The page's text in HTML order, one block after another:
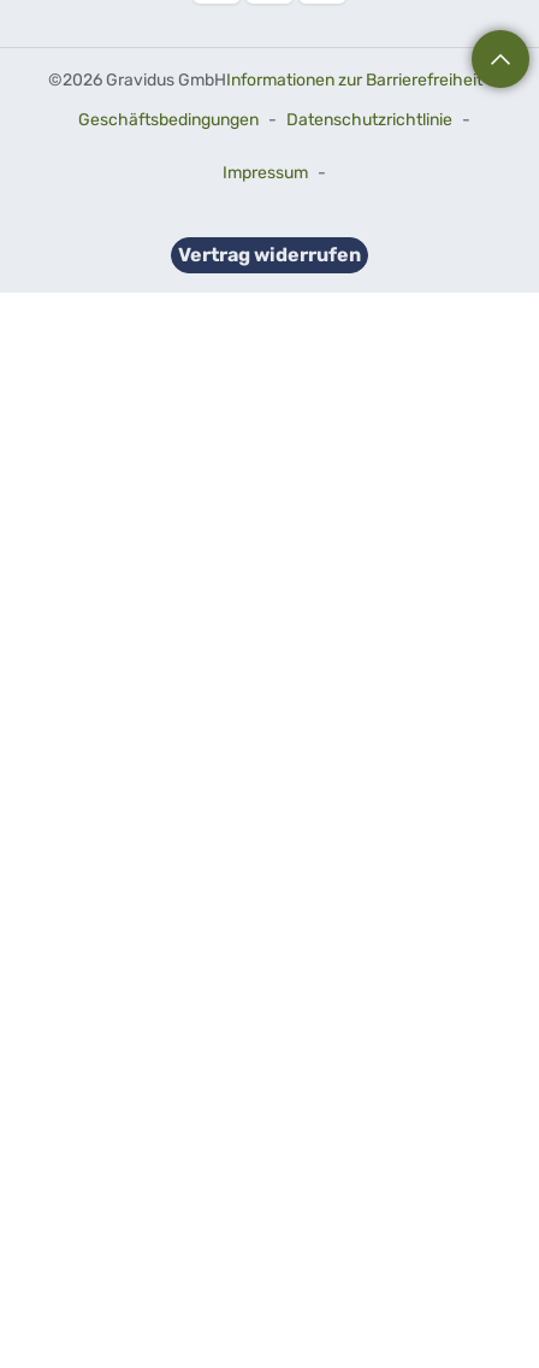
©2026 Gravidus GmbHInformationen zur Barrierefreiheit-
Geschäftsbedingungen - Datenschutzrichtlinie -
Impressum -
Vertrag widerrufen